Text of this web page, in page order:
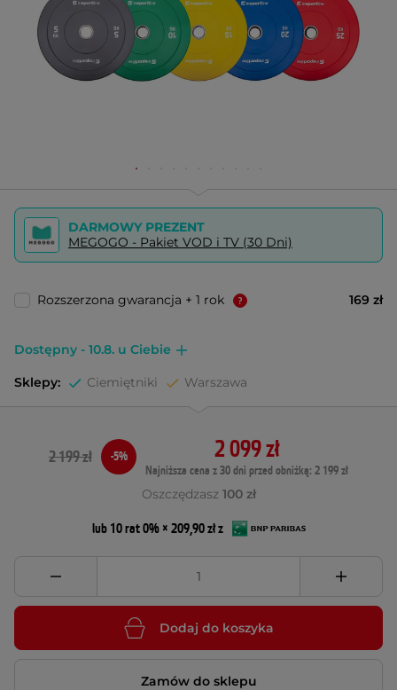
DARMOWY PREZENT
MEGOGO - Pakiet VOD i TV (30 Dni)
Rozszerzona gwarancja + 1 rok 169 zł
Dostępny - 10.8. u Ciebie
Sklepy: Ciemiętniki Warszawa
2 099 zł
Najniższa cena z 30 dni przed obniżką: 2 199 zł
2 199 zł -5%
Oszczędzasz 100 zł
lub 10 rat 0% × 209,90 zł z
Dodaj do koszyka
Zamów do sklepu